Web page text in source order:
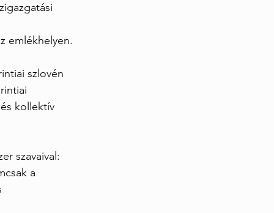
emlékhelyen.
szlovén
kollektív
szavaival:
a